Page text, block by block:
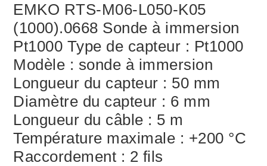
EMKO RTS-M06-L050-K05
(1000).0668 Sonde à immersion
Pt1000 Type de capteur : Pt1000
Modèle : sonde à immersion
Longueur du capteur : 50 mm
Diamètre du capteur : 6 mm
Longueur du câble : 5 m
Température maximale : +200 °C
Raccordement : 2 fils